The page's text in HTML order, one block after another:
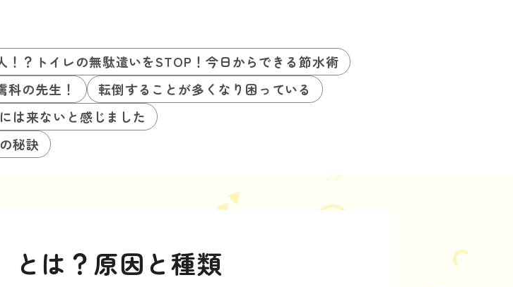
！？トイレの無駄遣いをSTOP！今日からできる節水術
の先生！
転倒することが多くなり困っている
は来ないと感じました
秘訣
とは？原因と種類